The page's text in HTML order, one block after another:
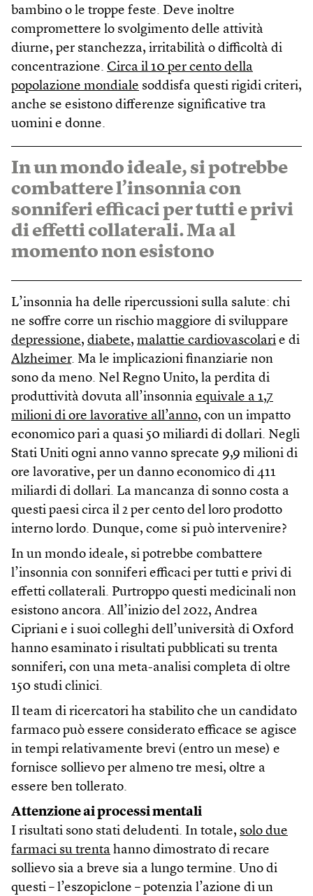
bambino o le troppe feste. Deve inoltre
compromettere lo svolgimento delle attività
diurne, per stanchezza, irritabilità o difficoltà di
concentrazione. Circa il 10 per cento della
popolazione mondiale soddisfa questi rigidi criteri,
anche se esistono differenze significative tra
uomini e donne.
In un mondo ideale, si potrebbe
combattere l’insonnia con
sonniferi efficaci per tutti e privi
di effetti collaterali. Ma al
momento non esistono
L’insonnia ha delle ripercussioni sulla salute: chi
ne soffre corre un rischio maggiore di sviluppare
depressione, diabete, malattie cardiovascolari e di
Alzheimer. Ma le implicazioni finanziarie non
sono da meno. Nel Regno Unito, la perdita di
produttività dovuta all’insonnia equivale a 1,7
milioni di ore lavorative all’anno, con un impatto
economico pari a quasi 50 miliardi di dollari. Negli
Stati Uniti ogni anno vanno sprecate 9,9 milioni di
ore lavorative, per un danno economico di 411
miliardi di dollari. La mancanza di sonno costa a
questi paesi circa il 2 per cento del loro prodotto
interno lordo. Dunque, come si può intervenire?
In un mondo ideale, si potrebbe combattere
l’insonnia con sonniferi efficaci per tutti e privi di
effetti collaterali. Purtroppo questi medicinali non
esistono ancora. All’inizio del 2022, Andrea
Cipriani e i suoi colleghi dell’università di Oxford
hanno esaminato i risultati pubblicati su trenta
sonniferi, con una meta-analisi completa di oltre
150 studi clinici.
Il team di ricercatori ha stabilito che un candidato
farmaco può essere considerato efficace se agisce
in tempi relativamente brevi (entro un mese) e
fornisce sollievo per almeno tre mesi, oltre a
essere ben tollerato.
Attenzione ai processi mentali
I risultati sono stati deludenti. In totale, solo due
farmaci su trenta hanno dimostrato di recare
sollievo sia a breve sia a lungo termine. Uno di
questi – l’eszopiclone – potenzia l’azione di un